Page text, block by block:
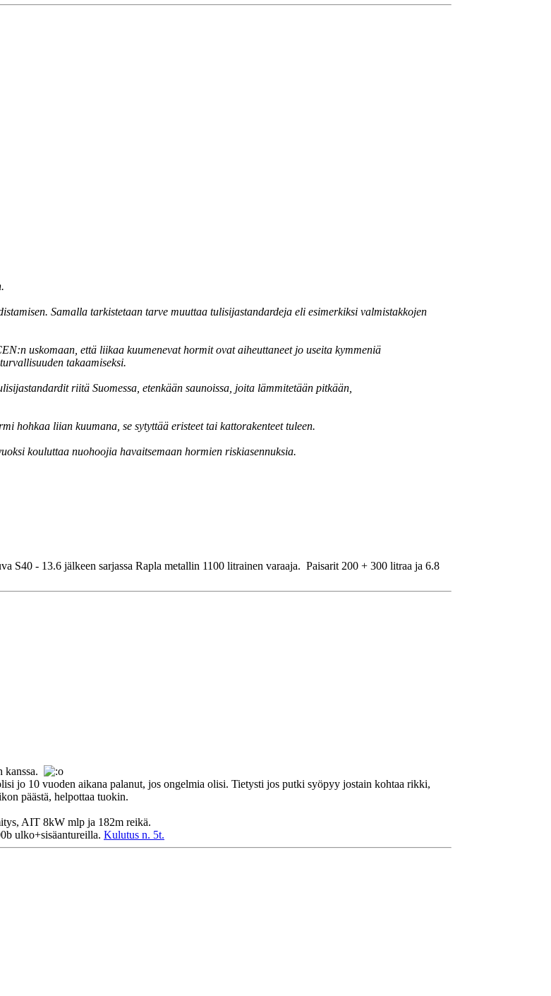
Samalla tarkistetaan tarve muuttaa tulisijastandardeja eli esimerkiksi valmistakkojen
uskomaan, että liikaa kuumenevat hormit ovat aiheuttaneet jo useita kymmeniä
takaamiseksi.
riitä Suomessa, etenkään saunoissa, joita lämmitetään pitkään,
hohkaa liian kuumana, se sytyttää eristeet tai kattorakenteet tuleen.
kouluttaa nuohoojia havaitsemaan hormien riskiasennuksia.
- 13.6 jälkeen sarjassa Rapla metallin 1100 litrainen varaaja. Paisarit 200 + 300 litraa ja 6.8
kanssa.
jo 10 vuoden aikana palanut, jos ongelmia olisi. Tietysti jos putki syöpyy jostain kohtaa rikki,
päästä, helpottaa tuokin.
AIT 8kW mlp ja 182m reikä.
ulko+sisäantureilla. Kulutus n. 5t.